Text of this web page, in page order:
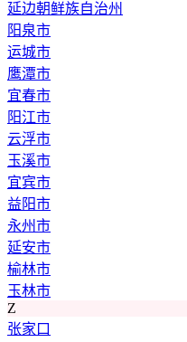
延边朝鲜族自治州
阳泉市
运城市
鹰潭市
宜春市
阳江市
云浮市
玉溪市
宜宾市
益阳市
永州市
延安市
榆林市
玉林市
Z
张家口